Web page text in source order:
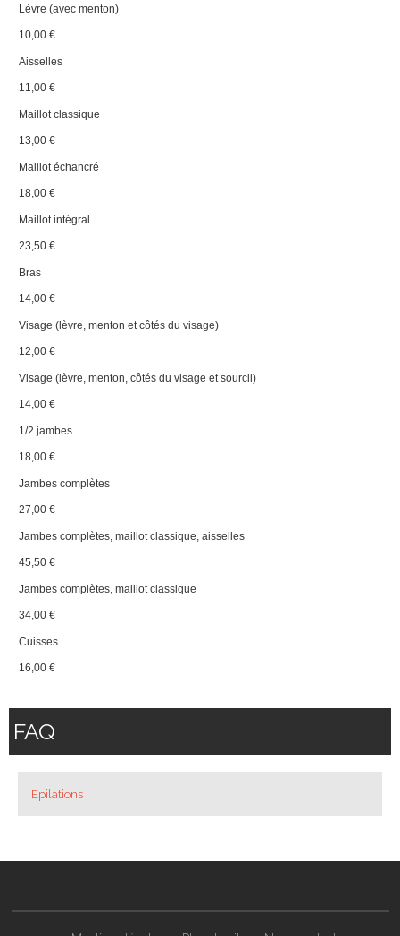
Lèvre (avec menton)
10,00 €
Aisselles
11,00 €
Maillot classique
13,00 €
Maillot échancré
18,00 €
Maillot intégral
23,50 €
Bras
14,00 €
Visage (lèvre, menton et côtés du visage)
12,00 €
Visage (lèvre, menton, côtés du visage et sourcil)
14,00 €
1/2 jambes
18,00 €
Jambes complètes
27,00 €
Jambes complètes, maillot classique, aisselles
45,50 €
Jambes complètes, maillot classique
34,00 €
Cuisses
16,00 €
FAQ
Epilations